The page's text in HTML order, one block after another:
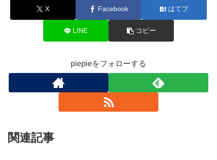
X Facebook はてブ
LINE コピー
piepieをフォローする
関連記事